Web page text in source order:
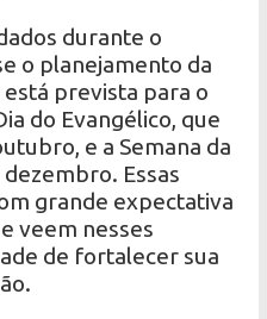
durante o
o planejamento da
está prevista para o
do Evangélico, que
e a Semana da
Essas
grande expectativa
veem nesses
de fortalecer sua